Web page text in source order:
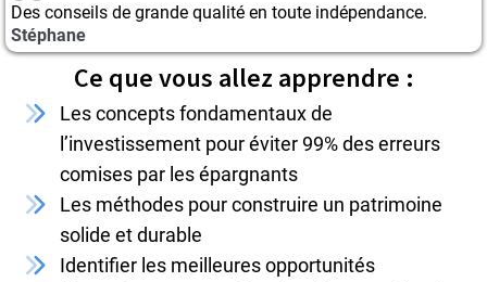
Des conseils de grande qualité en toute indépendance.
Stéphane
Ce que vous allez apprendre :
Les concepts fondamentaux de
l’investissement pour éviter 99% des erreurs
comises par les épargnants
Les méthodes pour construire un patrimoine
solide et durable
Identifier les meilleures opportunités